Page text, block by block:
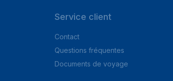
Service client
Contact
Questions fréquentes
Documents de voyage